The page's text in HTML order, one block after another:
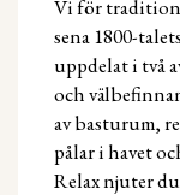
Vi för
sena 1800-
uppdelat i två
och
av basturum,
pålar i havet
Relax njuter